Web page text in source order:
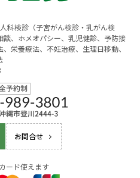
科検診（子宮がん検診・乳がん検
、ホメオパシー、乳児健診、予防接
栄養療法、不妊治療、生理日移動、
お問合せ
ード使えます